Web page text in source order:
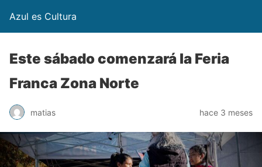
Azul es Cultura
Este sábado comenzará la Feria
Franca Zona Norte
matias hace 3 meses